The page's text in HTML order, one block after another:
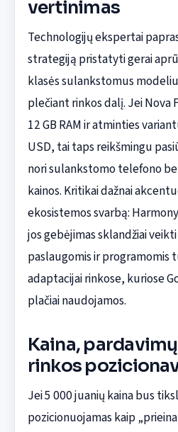
vertinimas
Technologijų ekspertai
strategiją pristatyti gerai
klasės sulankstomus
plečiant rinkos dalį. Jei Nova
12 GB RAM ir atminties
USD, tai taps reikšmingu
nori sulankstomo telefono
kainos. Kritikai dažnai
ekosistemos svarbą:
jos gebėjimas sklandžiai
paslaugomis ir programomis
adaptacijai rinkose, kuriose
plačiai naudojamos.
Kaina,
rinkos
Jei 5 000 juanių kaina bus
pozicionuojamas kaip